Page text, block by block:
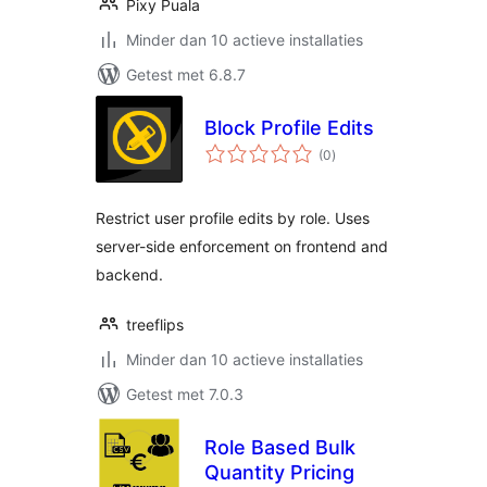
Pixy Puala
Minder dan 10 actieve installaties
Getest met 6.8.7
Block Profile Edits
(0totaal
waarderingen
)
Restrict user profile edits by role. Uses
server-side enforcement on frontend and
backend.
treeflips
Minder dan 10 actieve installaties
Getest met 7.0.3
Role Based Bulk
Quantity Pricing